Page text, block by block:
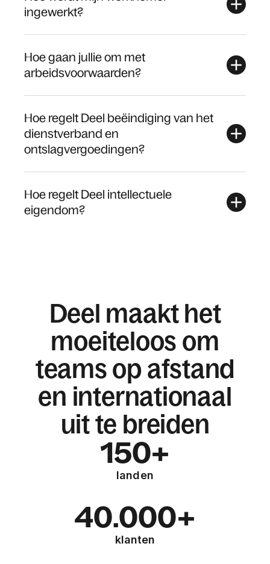
ingewerkt?
Hoe gaan jullie om met
arbeidsvoorwaarden?
Hoe regelt Deel beëindiging van het
dienstverband en
ontslagvergoedingen?
Hoe regelt Deel intellectuele
eigendom?
Deel maakt het
moeiteloos om
teams op afstand
en internationaal
uit te breiden
150+
landen
40.000+
klanten